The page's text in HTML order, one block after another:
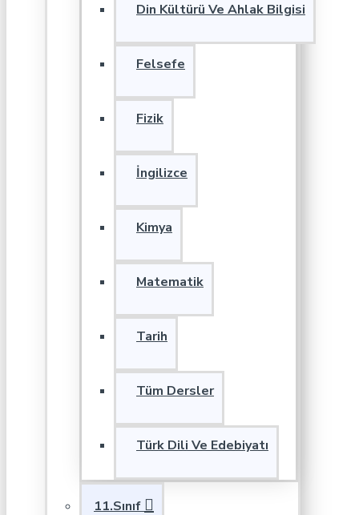
Din Kültürü Ve Ahlak Bilgisi
Felsefe
Fizik
İngilizce
Kimya
Matematik
Tarih
Tüm Dersler
Türk Dili Ve Edebiyatı
11.Sınıf